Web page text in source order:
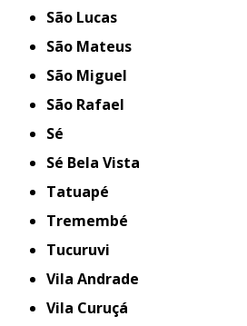
São Lucas
São Mateus
São Miguel
São Rafael
Sé
Sé Bela Vista
Tatuapé
Tremembé
Tucuruvi
Vila Andrade
Vila Curuçá